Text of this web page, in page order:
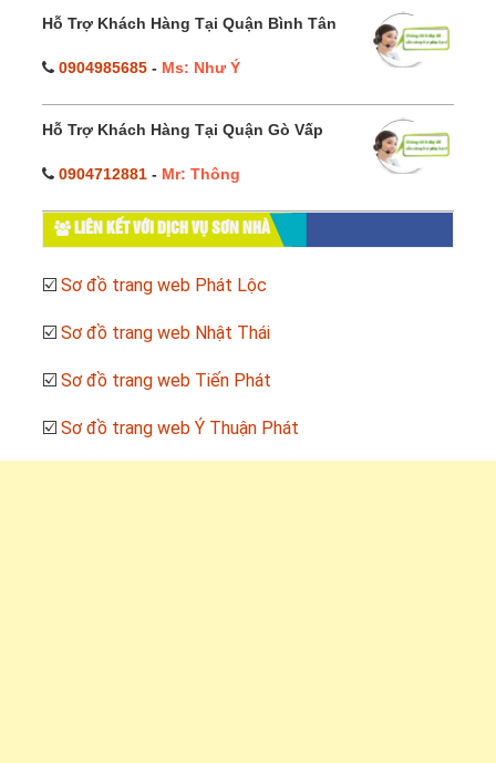
Hỗ Trợ Khách Hàng Tại Quận Bình Tân
0904985685 - Ms: Như Ý
Hỗ Trợ Khách Hàng Tại Quận Gò Vấp
0904712881 - Mr: Thông
LIÊN KẾT VỚI DỊCH VỤ SƠN NHÀ
☑️ Sơ đồ trang web Phát Lộc
☑️ Sơ đồ trang web Nhật Thái
☑️ Sơ đồ trang web Tiến Phát
☑️ Sơ đồ trang web Ý Thuận Phát